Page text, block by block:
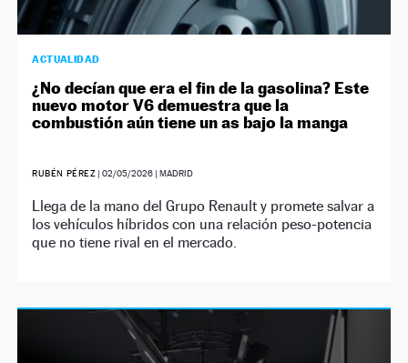
ACTUALIDAD
¿No decían que era el fin de la gasolina? Este
nuevo motor V6 demuestra que la
combustión aún tiene un as bajo la manga
RUBÉN PÉREZ |02/05/2026 | MADRID
Llega de la mano del Grupo Renault y promete salvar a
los vehículos híbridos con una relación peso-potencia
que no tiene rival en el mercado.